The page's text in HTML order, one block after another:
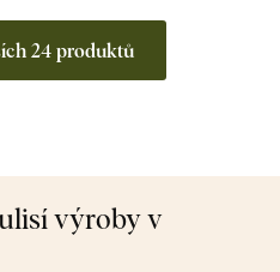
24 produktů
výroby v